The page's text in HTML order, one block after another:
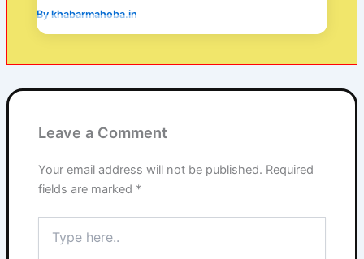
Bykhabarmahoba.in
Leave a Comment
Your email address will not be published. Required
fields are marked *
here..